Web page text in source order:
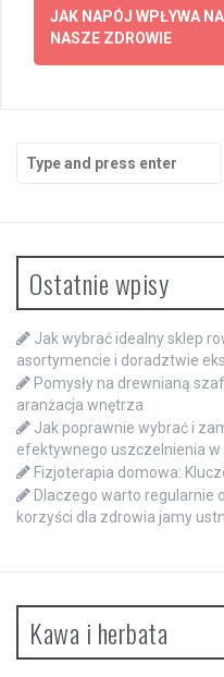
navigation
JAK NAPÓJ WPŁYWA NA
NASZE ZDROWIE
for:
Ostatnie wpisy
Jak wybrać idealny sklep
asortymencie i doradztwie
Pomysły na drewnianą
aranżacja wnętrza
Jak poprawnie wybrać i
efektywnego uszczelnienia
Fizjoterapia domowa:
Dlaczego warto regularnie
korzyści dla zdrowia jamy
Kawa i herbata